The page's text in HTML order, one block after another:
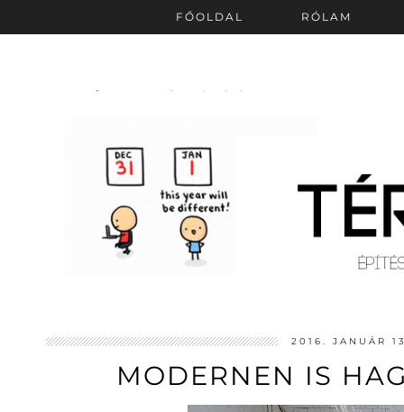
FŐOLDAL RÓLAM
2016. JANUÁR
MODERNEN IS